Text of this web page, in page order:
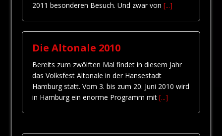
2011 besonderen Besuch. Und zwar von [...]
Die Altonale 2010
Bereits zum zwölften Mal findet in diesem Jahr
das Volksfest Altonale in der Hansestadt
Hamburg statt. Vom 3. bis zum 20. Juni 2010 wird
in Hamburg ein enorme Programm mit [...]